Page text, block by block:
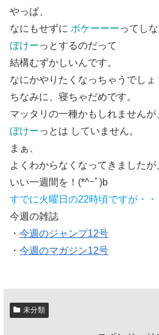
やっぱ、
なにもせずに ボケーーーってし
ぼけーっとするのだって
結構むずかしいんです。
なにかやりたくなっちゃうでしょ
ちなみに、寝ちゃだめです。
マッタリの一種かもしれませんが
ぼけーっとは していません。
まぁ、
よくわからなくなってきましたが
いい一週間を！ (*^ｰﾟ)b
すでに火曜日の22時頃ですが・・
今週の雑誌
・ 今週のジャンプ12号
・ 今週のマガジン12号
未分類